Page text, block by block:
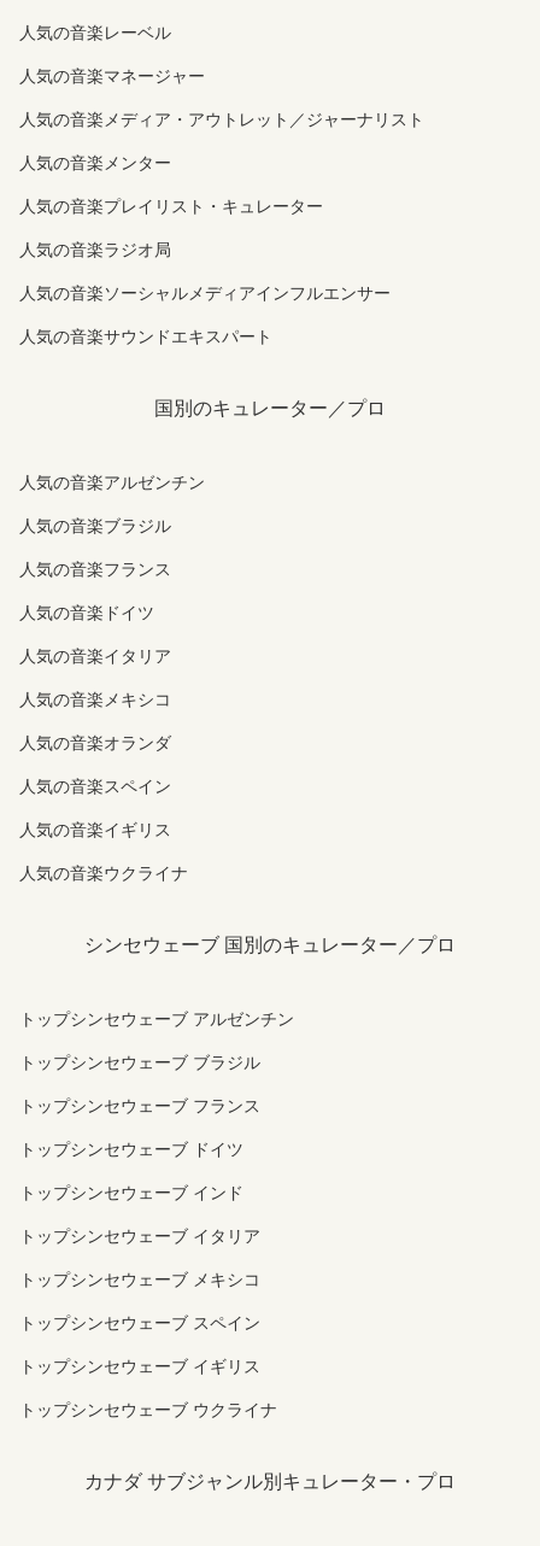
人気の音楽レーベル
人気の音楽マネージャー
人気の音楽メディア・アウトレット／ジャーナリスト
人気の音楽メンター
人気の音楽プレイリスト・キュレーター
人気の音楽ラジオ局
人気の音楽ソーシャルメディアインフルエンサー
人気の音楽サウンドエキスパート
国別のキュレーター／プロ
人気の音楽アルゼンチン
人気の音楽ブラジル
人気の音楽フランス
人気の音楽ドイツ
人気の音楽イタリア
人気の音楽メキシコ
人気の音楽オランダ
人気の音楽スペイン
人気の音楽イギリス
人気の音楽ウクライナ
シンセウェーブ 国別のキュレーター／プロ
トップシンセウェーブ アルゼンチン
トップシンセウェーブ ブラジル
トップシンセウェーブ フランス
トップシンセウェーブ ドイツ
トップシンセウェーブ インド
トップシンセウェーブ イタリア
トップシンセウェーブ メキシコ
トップシンセウェーブ スペイン
トップシンセウェーブ イギリス
トップシンセウェーブ ウクライナ
カナダ サブジャンル別キュレーター・プロ